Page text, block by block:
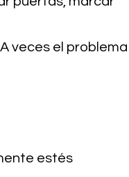
veces el problema
estés